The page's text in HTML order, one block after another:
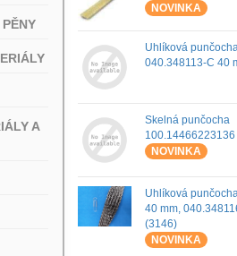
A
NOVINKA
Uhlíková
040.348113-C 40
Skelná punčocha
100.14466223136
NOVINKA
Uhlíková
40 mm,
(3146)
NOVINKA